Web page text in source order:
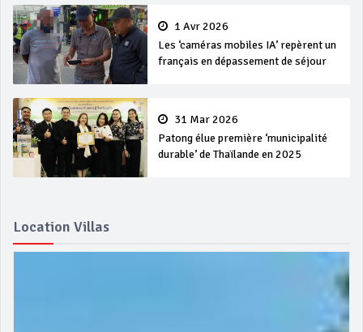
1 Avr 2026
Les ‘caméras mobiles IA’ repèrent un
français en dépassement de séjour
31 Mar 2026
Patong élue première ‘municipalité
durable’ de Thaïlande en 2025
Location Villas